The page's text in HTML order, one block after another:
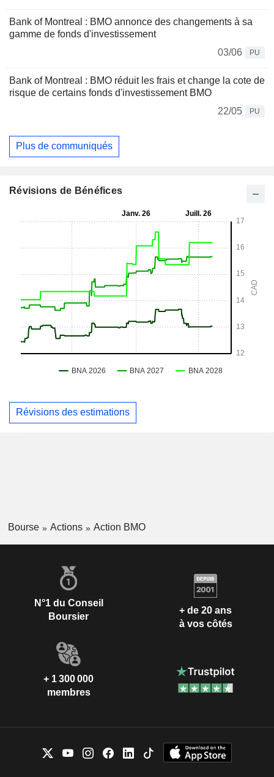
Bank of Montreal : BMO annonce des changements à sa
gamme de fonds d'investissement
03/06
PU
Bank of Montreal : BMO réduit les frais et change la cote de
risque de certains fonds d'investissement BMO
22/05
PU
Plus de communiqués
Révisions de Bénéfices
Révisions des estimations
Bourse Actions Action BMO
N°1 du Conseil
Boursier
+ de 20 ans
à vos côtés
+ 1 300 000
membres